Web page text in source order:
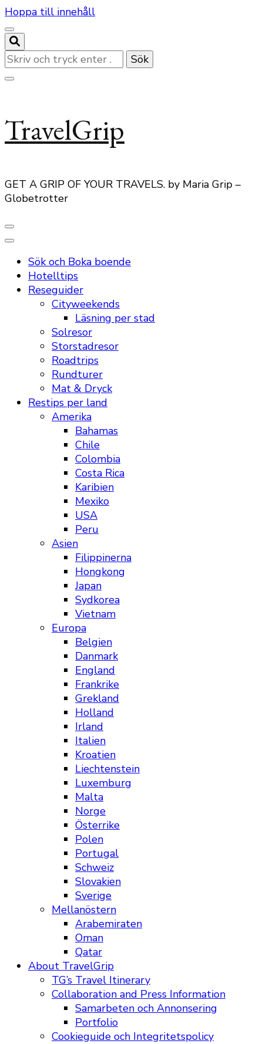
Hoppa till innehåll
Letar
du
efter
TravelGrip
GET A GRIP OF YOUR TRAVELS. by Maria Grip –
Globetrotter
Sök och Boka boende
Hotelltips
Reseguider
Cityweekends
Läsning per stad
Solresor
Storstadresor
Roadtrips
Rundturer
Mat & Dryck
Restips per land
Amerika
Bahamas
Chile
Colombia
Costa Rica
Karibien
Mexiko
USA
Peru
Asien
Filippinerna
Hongkong
Japan
Sydkorea
Vietnam
Europa
Belgien
Danmark
England
Frankrike
Grekland
Holland
Irland
Italien
Kroatien
Liechtenstein
Luxemburg
Malta
Norge
Österrike
Polen
Portugal
Schweiz
Slovakien
Sverige
Mellanöstern
Arabemiraten
Oman
Qatar
About TravelGrip
TG’s Travel Itinerary
Collaboration and Press Information
Samarbeten och Annonsering
Portfolio
Cookieguide och Integritetspolicy